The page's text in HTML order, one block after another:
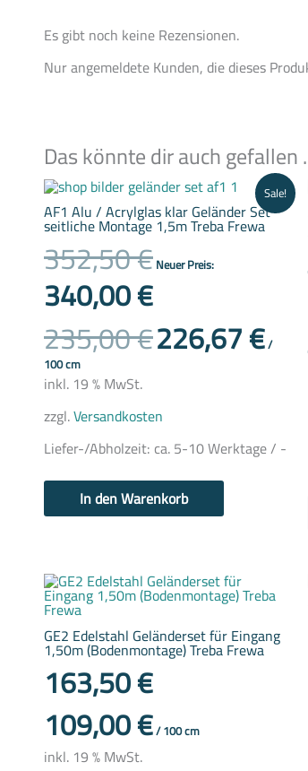
Es gibt noch keine Rezensionen.
Nur angemeldete Kunden, die dieses
Das könnte dir auch gefallen
Sale!
AF1 Alu / Acrylglas klar Geländer Set
seitliche Montage 1,5m Treba Frewa
352,50€
Ursprünglicher
Preis
war:
352,50 €
Neuer Preis:
340,00€
Aktueller
Preis
ist:
340,00 €.
235,00€226,67€/
100cm
inkl. 19 % MwSt.
zzgl.Versandkosten
Liefer-/Abholzeit: ca. 5-10 Werktage / -
In den Warenkorb
GE2 Edelstahl Geländerset für Eingang
1,50m (Bodenmontage) Treba Frewa
163,50€
109,00€/100cm
inkl. 19 % MwSt.